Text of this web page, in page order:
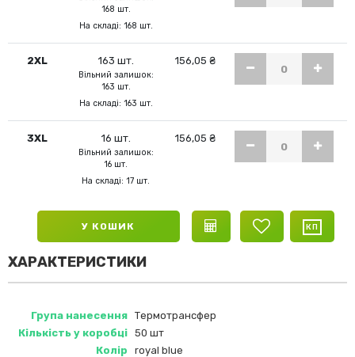
168 шт.
На складі: 168 шт.
2XL 163 шт.
Вільний залишок:
163 шт.
На складі: 163 шт.
156,05 ₴
3XL 16 шт.
Вільний залишок:
16 шт.
На складі: 17 шт.
156,05 ₴
У КОШИК
ХАРАКТЕРИСТИКИ
Група нанесення Термотрансфер
Кількість у коробці 50 шт
Колір
royal blue